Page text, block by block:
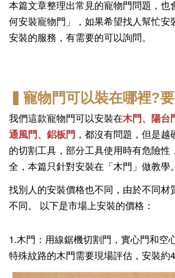
本篇文章整理出常見的寵物門問題，也
何安裝寵物門」，如果希望找人幫忙安
安裝的服務，有需要的可以詢問。
▍寵物門可以裝在哪裡?
我們這款寵物門可以安裝在木門、陽台
通風門、鋁板門 ，都沒有問題，但是
的切割工具，部分工具使用時有危險性
全，本篇只針對安裝在「木門」做教學。
找別人的安裝價格也不同，由於不同材
不同。
以下是市場上安裝的價格：
1.木門：用線鋸機切割門，實心門和空
特殊紋路的木門需要現場評估，安裝約